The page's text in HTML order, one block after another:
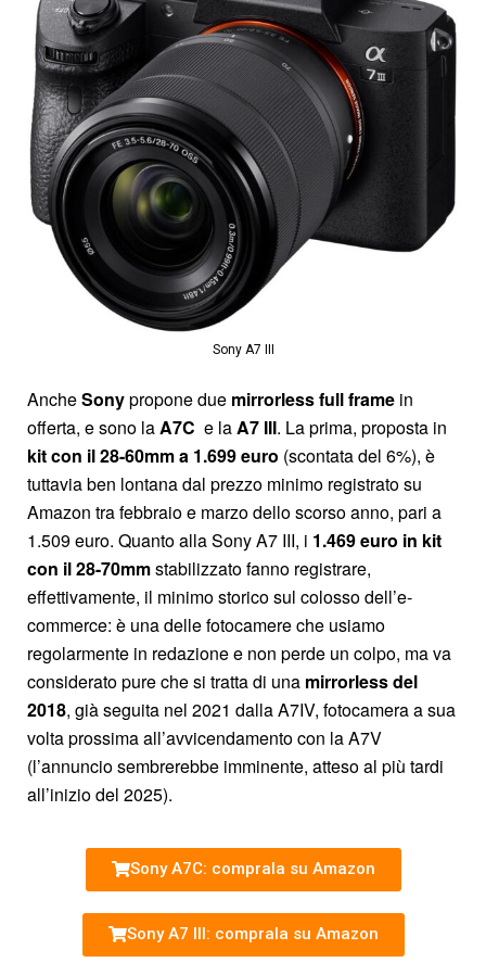
Sony A7 III
AncheSonypropone due mirrorlessfullframe in
offerta, e sono la A7C e la A7 III. La prima, proposta in
kit con il 28-60mm a 1.699 euro (scontata del 6%), è
tuttavia ben lontana dal prezzo minimo registrato su
Amazon tra febbraio e marzo dello scorso anno, pari a
1.509 euro. Quanto alla Sony A7 III, i 1.469 euro in kit
con il 28-70mmstabilizzato fanno registrare,
effettivamente, il minimo storico sul colosso dell’e-
commerce: è una delle fotocamere che usiamo
regolarmente in redazione e non perde un colpo, ma va
considerato pure che si tratta di una mirrorless del
2018, già seguita nel 2021 dalla A7IV, fotocamera a sua
volta prossima all’avvicendamento con la A7V
(l’annuncio sembrerebbe imminente, atteso al più tardi
all’inizio del 2025).
Sony A7C: comprala su Amazon
Sony A7 III: comprala su Amazon